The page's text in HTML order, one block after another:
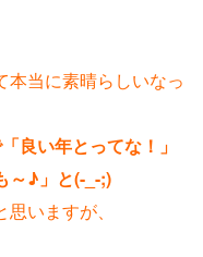
本当に素晴らしいなっ
良い年とってな！」
～♪」と(-_-;)
いますが、